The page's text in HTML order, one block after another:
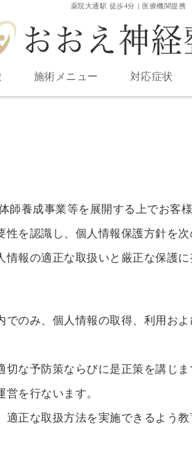
薬院大通駅 徒歩4分｜医療機関提携
施術メニュー 対応症状
師養成事業等を展開する上でお客
を認識し、個人情報保護方針を
報の適正な取扱いと厳正な保護に
のみ、個人情報の取得、利用お
な予防策ならびに是正策を講じま
を行ないます。
正な取扱方法を実施できるよう